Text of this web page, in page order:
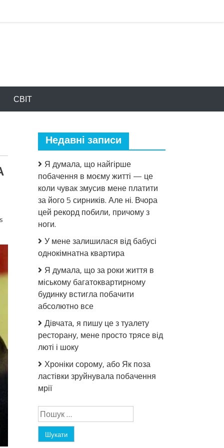
СВІТ
Недавні записи
Я думала, що найгірше
побачення в моєму житті — це
коли чувак змусив мене платити
за його 5 сирників. Але ні. Вчора
цей рекорд побили, причому з
ноги.
У мене залишилася від бабусі
однокімнатна квартира
Я думала, що за роки життя в
міському багатоквартирному
будинку встигла побачити
абсолютно все
Дівчата, я пишу це з туалету
ресторану, мене просто трясе від
люті і шоку
Хроніки сорому, або Як поза
ластівки зруйнувала побачення
мрії
Пошук: